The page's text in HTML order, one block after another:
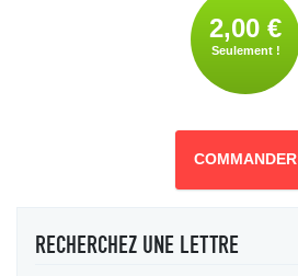
2,00 €
Seulement !
COMMANDER
RECHERCHEZ UNE LETTRE